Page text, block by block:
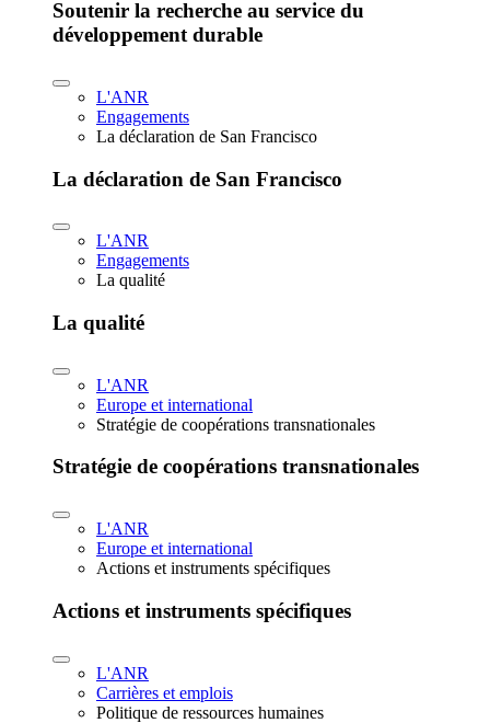
Soutenir la recherche au service du
développement durable
L'ANR
Engagements
La déclaration de San Francisco
La déclaration de San Francisco
L'ANR
Engagements
La qualité
La qualité
L'ANR
Europe et international
Stratégie de coopérations transnationales
Stratégie de coopérations transnationales
L'ANR
Europe et international
Actions et instruments spécifiques
Actions et instruments spécifiques
L'ANR
Carrières et emplois
Politique de ressources humaines